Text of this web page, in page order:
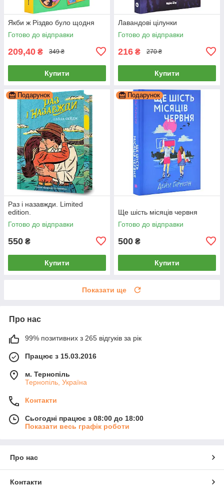
Якби ж Різдво було щодня
Готово до відправки
209,40 ₴ 349 ₴
Купити
Лавандові цілунки
Готово до відправки
216 ₴ 270 ₴
Купити
Подарунок
Раз і назавжди. Limited
edition.
Готово до відправки
550 ₴
Купити
Подарунок
Ще шість місяців червня
Готово до відправки
500 ₴
Купити
Показати ще
Про нас
99% позитивних з 265 відгуків за рік
Працює з 15.03.2016
м. Тернопіль
Тернопіль, Україна
Контакти
Сьогодні працює з 08:00 до 18:00
Показати весь графік роботи
Про нас
Контакти